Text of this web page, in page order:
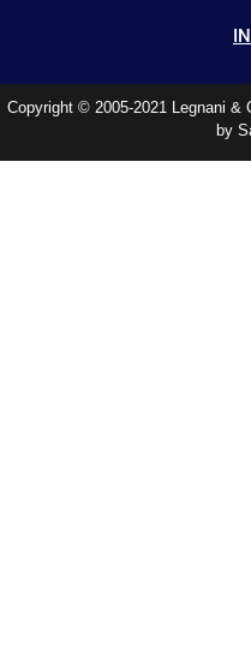
Copyright © 2005-2021 Legnani &
by